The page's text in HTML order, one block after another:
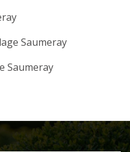
Saumeray
Saumeray